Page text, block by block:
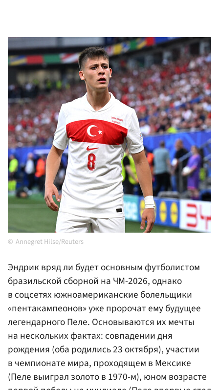
Annegret Hilse/Reuters
Эндрик вряд ли будет основным футболистом
бразильской сборной на ЧМ-2026, однако
в соцсетях южноамериканские болельщики
«пентакампеонов» уже пророчат ему будущее
легендарного Пеле. Основываются их мечты
на нескольких фактах: совпадении дня
рождения (оба родились 23 октября), участии
в чемпионате мира, проходящем в Мексике
(Пеле выиграл золото в 1970-м), юном возрасте